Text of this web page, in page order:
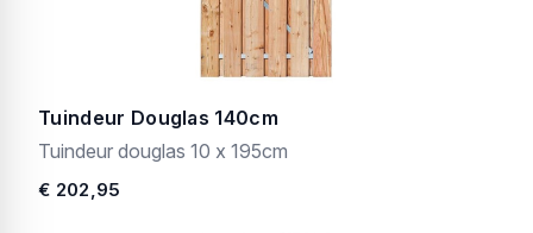
Tuindeur Douglas 140cm
Tuindeur douglas 10 x 195cm
€ 202,95